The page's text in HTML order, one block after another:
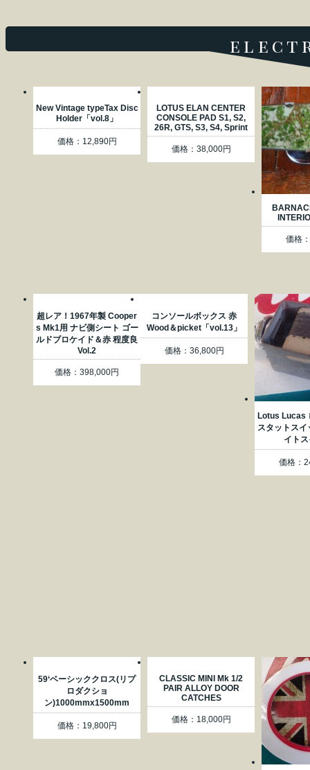
New Vintage typeTax Disc
Holder「vol.8」
価格：12,890円
LOTUS ELAN CENTER
CONSOLE PAD S1, S2,
26R, GTS, S3, S4, Sprint
価格：38,000円
価格
超レア！1967年製 Cooper
s Mk1用 ナビ側シート ゴー
ルドブロケイド＆赤 程度良
Vol.2
価格：398,000円
コンソールボックス 赤
Wood＆picket「vol.13」
価格：36,800円
Lotus Lucas
スタットスイ
イト
価格：
59‘ベーシッククロス(リプ
ロダクショ
ン)1000mmx1500mm
価格：19,800円
CLASSIC MINI Mk 1/2
PAIR ALLOY DOOR
CATCHES
価格：18,000円